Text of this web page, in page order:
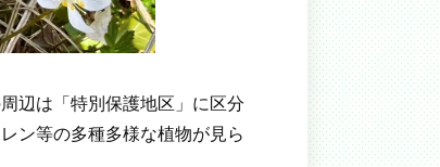
辺は「特別保護地区」に区分
ン等の多種多様な植物が見ら